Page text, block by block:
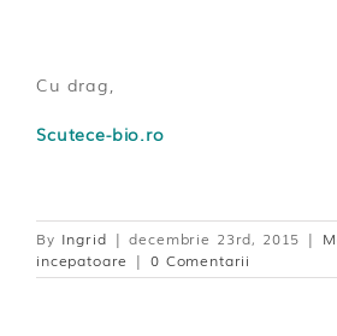
Cu drag,
Scutece-bio.ro
By Ingrid | decembrie 23rd, 2015 |
incepatoare | 0 Comentarii